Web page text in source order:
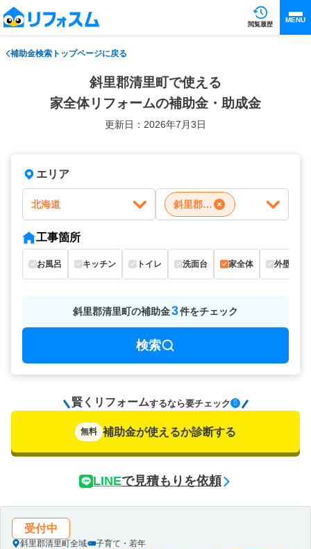
閲覧履歴
MENU
補助金検索トップページに戻る
斜里郡清里町で使える
家全体リフォームの補助金・助成金
更新日：2026年7月3日
エリア
北海道 斜里郡清里町
工事箇所
お風呂 キッチン トイレ 洗面台 家全体 外壁
斜里郡清里町の補助金3件をチェック
検索
賢くリフォームするなら要チェック
無料 補助金が使えるか診断する
LINEで見積もりを依頼
受付中
斜里郡清里町全域 子育て・若年